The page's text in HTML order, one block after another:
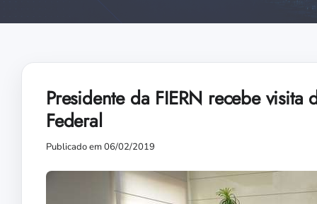
Presidente da FIERN recebe
Federal
Publicado em 06/02/2019